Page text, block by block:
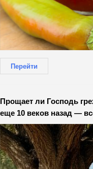
Перейти
Прощает ли Господь
еще 10 веков назад —